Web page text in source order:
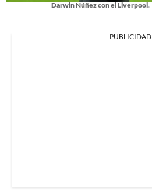
Darwin Núñez con el Liverpool.
PUBLICIDAD